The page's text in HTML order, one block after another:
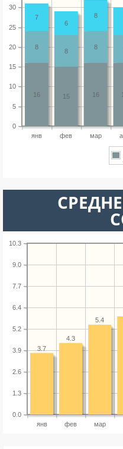
янв фев мар
0
5
10
15
20
25
30
16
15
16
8
8
8
8
6
7
янв фев мар
0.0
1.3
2.6
3.9
5.2
6.4
7.7
9.0
10.3
5.4
4.3
3.7